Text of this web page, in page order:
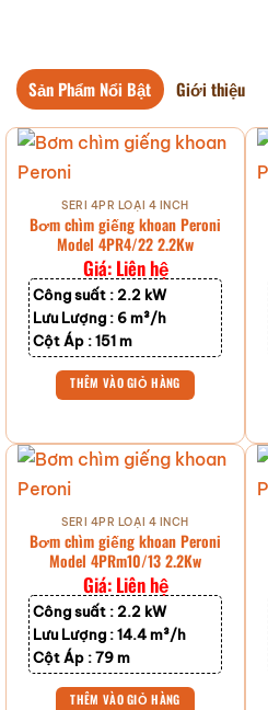
Sản Phẩm Nổi Bật Giới thiệu
SERI 4PR LOẠI 4 INCH
Bơm chìm giếng khoan Peroni
Model 4PR4/22 2.2Kw
Giá: Liên hệ
Công suất : 2.2 kW
Lưu Lượng : 6 m³/h
Cột Áp :151 m
THÊM VÀO GIỎ HÀNG
SERI 4PR LOẠI 4 INCH
Bơm chìm giếng khoan Peroni
Model 4PRm10/13 2.2Kw
Giá: Liên hệ
Công suất : 2.2 kW
Lưu Lượng :14.4 m³/h
Cột Áp :79 m
THÊM VÀO GIỎ HÀNG